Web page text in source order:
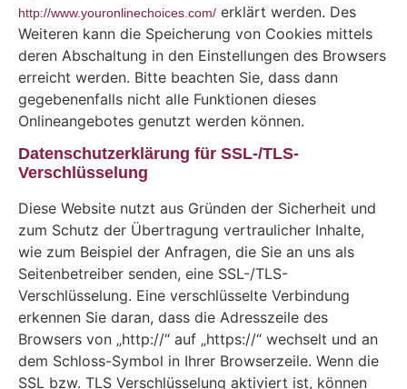
http://www.youronlinechoices.com/ erklärt werden. Des
Weiteren kann die Speicherung von Cookies mittels
deren Abschaltung in den Einstellungen des Browsers
erreicht werden. Bitte beachten Sie, dass dann
gegebenenfalls nicht alle Funktionen dieses
Onlineangebotes genutzt werden können.
Datenschutzerklärung für SSL-/TLS-
Verschlüsselung
Diese Website nutzt aus Gründen der Sicherheit und
zum Schutz der Übertragung vertraulicher Inhalte,
wie zum Beispiel der Anfragen, die Sie an uns als
Seitenbetreiber senden, eine SSL-/TLS-
Verschlüsselung. Eine verschlüsselte Verbindung
erkennen Sie daran, dass die Adresszeile des
Browsers von „http://“ auf „https://“ wechselt und an
dem Schloss-Symbol in Ihrer Browserzeile. Wenn die
SSL bzw. TLS Verschlüsselung aktiviert ist, können